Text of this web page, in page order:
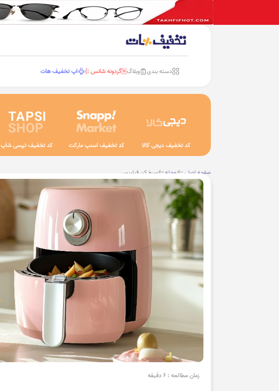
دسته بندی وبلاگ گردونه شانس :) اپ تخفیف هات
کد تخفیف دیجی کالا کد تخفیف اسنپ مارکت کد تخفیف تپسی شاپ
صفحه اصلی مجله سرخ کن فیلیپس
زمان مطالعه : 6 دقیقه